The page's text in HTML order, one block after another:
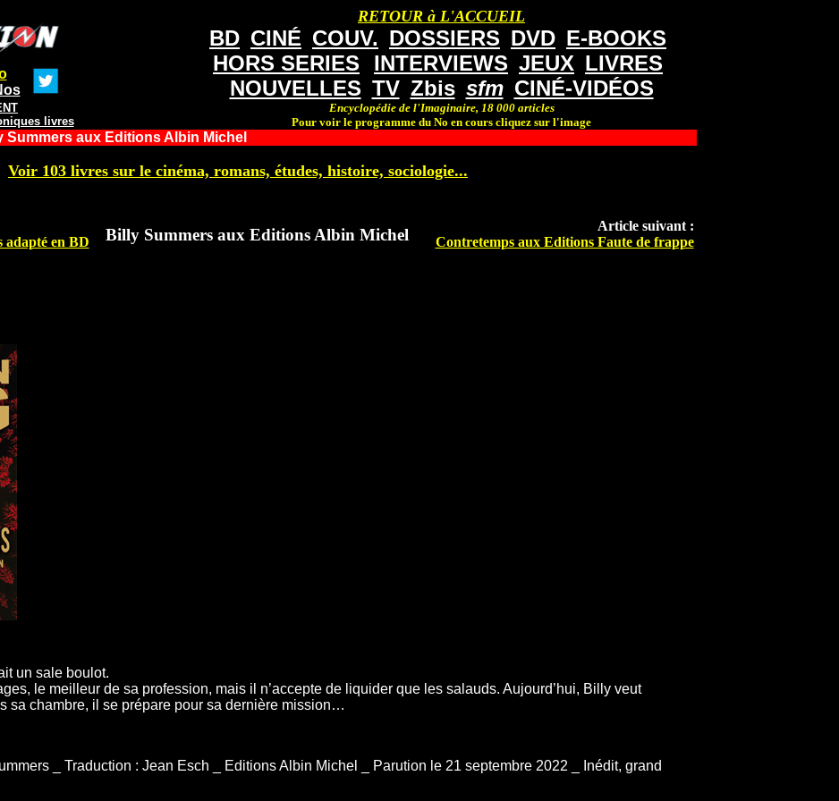
livres
RETOUR à L'ACCUEIL
BD CINÉ COUV. DOSSIERS DVD E-BOOKS
HORS SERIES
INTERVIEWS JEUX LIVRES
NOUVELLES TV Zbis sfm CINÉ-VIDÉOS
Encyclopédie de l'Imaginaire, 18 000 articles
Pour voir le programme du No en cours cliquez sur l'image
aux Editions Albin Michel
Voir 103 livres sur le cinéma, romans, études, histoire, sociologie...
adapté en BD
Billy Summers aux Editions Albin Michel
Article suivant :
Contretemps aux Editions Faute de frappe
un sale boulot.
le meilleur de sa profession, mais il n’accepte de liquider que les salauds. Aujourd’hui, Billy veut
sa chambre, il se prépare pour sa dernière mission…
_ Traduction : Jean Esch _ Editions Albin Michel _ Parution le 21 septembre 2022 _ Inédit, grand